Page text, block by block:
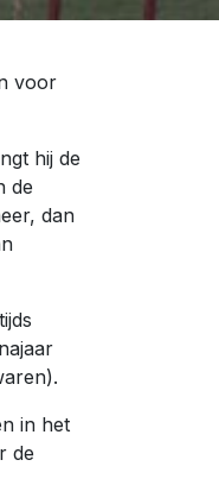
voor
hij de
de
dan
in het
de